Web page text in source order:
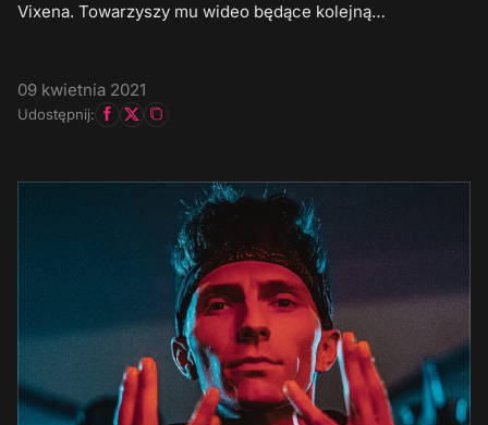
Vixena. Towarzyszy mu wideo będące kolejną…
09 kwietnia 2021
Udostępnij: